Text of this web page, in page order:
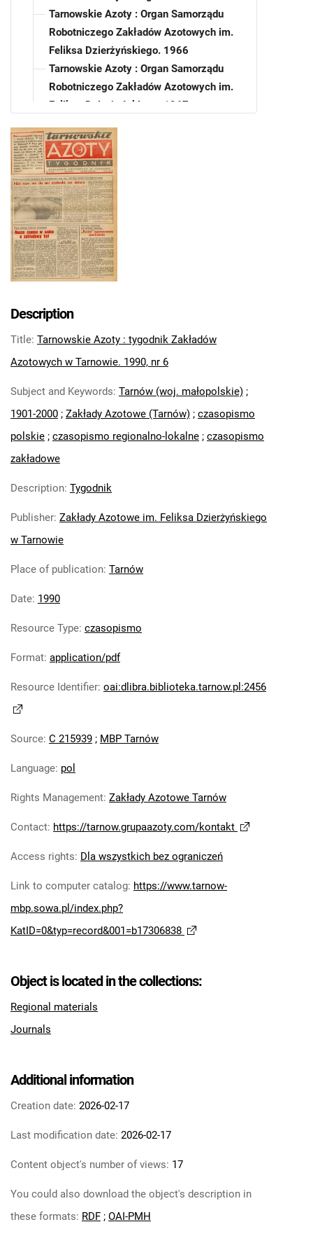
Tarnowskie Azoty : Organ Samorządu
Robotniczego Zakładów Azotowych im.
Feliksa Dzierżyńskiego. 1966
Tarnowskie Azoty : Organ Samorządu
Robotniczego Zakładów Azotowych im.
Feliksa Dzierżyńskiego. 1967
Robotniczego Zakładów Azotowych im.
Feliksa Dzierżyńskiego. 1968
Tarnowskie Azoty : Organ Samorządu
Robotniczego Zakładów Azotowych im.
Feliksa Dzierżyńskiego. 1969
Tarnowskie Azoty : Organ Samorządu
Robotniczego Zakładów Azotowych im.
Feliksa Dzierżyńskiego. 1970
Robotniczego Zakładów Azotowych im.
Tarnowskie Azoty : Organ Samorządu
Robotniczego Zakładów Azotowych im.
Tarnowskie Azoty : Organ Samorządu
Robotniczego Zakładów Azotowych im.
Feliksa Dzierżyńskiego. 1974
Feliksa Dzierżyńskiego. 1975
Robotniczego Zakładów Azotowych im.
Feliksa Dzierżyńskiego. 1976
Robotniczego Zakładów Azotowych im.
Feliksa Dzierżyńskiego. 1977
Robotniczego Zakładów Azotowych im.
Feliksa Dzierżyńskiego. 1978
Robotniczego Zakładów Azotowych im.
Robotniczego Zakładów Azotowych im.
Feliksa Dzierżyńskiego. 1980
Robotniczego Zakładów Azotowych im.
Tarnowskie Azoty : tygodnik Zakładów
Azotowych im. Feliksa Dzierżyńskiego w
Tarnowskie Azoty : tygodnik Zakładów
Azotowych im. Feliksa Dzierżyńskiego w
Tarnowie. 1983
Tarnowie. 1984
Azotowych im. Feliksa Dzierżyńskiego w
Tarnowie. 1985
Tarnowie. 1986
Tarnowskie Azoty : tygodnik Zakładów
Tarnowie. 1987
Tarnowskie Azoty : tygodnik Zakładów
Tarnowie. 1988
Tarnowskie Azoty : tygodnik Zakładów
Description
Title: Tarnowskie Azoty : tygodnik Zakładów
Azotowych w Tarnowie. 1990, nr 6
Subject and Keywords: Tarnów (woj. małopolskie) ;
1901-2000 ; Zakłady Azotowe (Tarnów) ; czasopismo
polskie ; czasopismo regionalno-lokalne ; czasopismo
zakładowe
Description: Tygodnik
Publisher: Zakłady Azotowe im. Feliksa Dzierżyńskiego
w Tarnowie
Place of publication: Tarnów
Date: 1990
Resource Type: czasopismo
Format: application/pdf
Resource Identifier: oai:dlibra.biblioteka.tarnow.pl:2456
Source: C 215939 ; MBP Tarnów
Language: pol
Rights Management: Zakłady Azotowe Tarnów
Contact: https://tarnow.grupaazoty.com/kontakt
Access rights: Dla wszystkich bez ograniczeń
Link to computer catalog: https://www.tarnow-
mbp.sowa.pl/index.php?
KatID=0&typ=record&001=b17306838
Object is located in the collections:
Regional materials
Journals
Additional information
Creation date: 2026-02-17
Last modification date: 2026-02-17
Content object's number of views: 17
You could also download the object's description in
these formats: RDF ; OAI-PMH